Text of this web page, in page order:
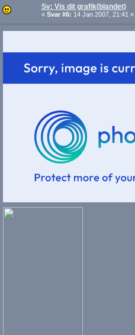
Sv: Vis dit grafik(blandet)
« Svar #6: 14 Jan 2007, 21:41 »